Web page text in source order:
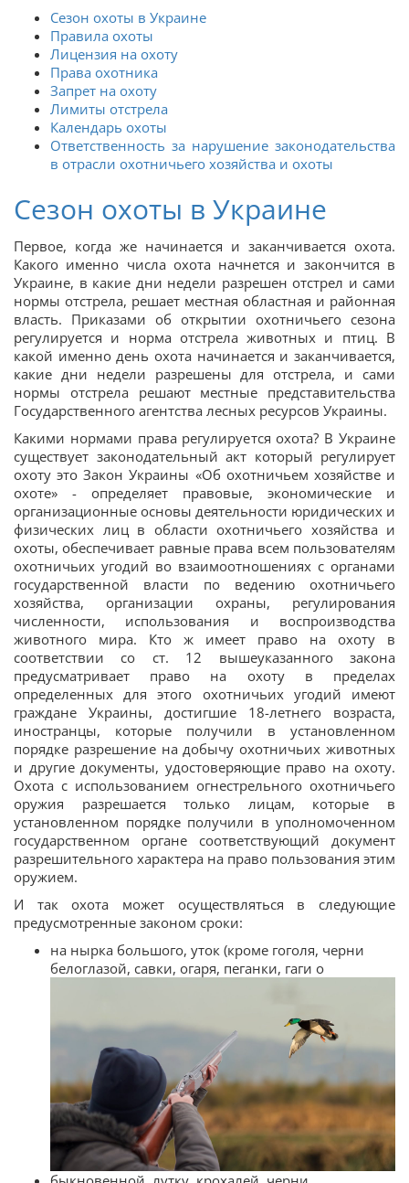
Сезон охоты в Украине
Правила охоты
Лицензия на охоту
Права охотника
Запрет на охоту
Лимиты отстрела
Календарь охоты
Ответственность за нарушение законодательства
в отрасли охотничьего хозяйства и охоты
Сезон охоты в Украине
Первое, когда же начинается и заканчивается охота.
Какого именно числа охота начнется и закончится в
Украине, в какие дни недели разрешен отстрел и сами
нормы отстрела, решает местная областная и районная
власть. Приказами об открытии охотничьего сезона
регулируется и норма отстрела животных и птиц. В
какой именно день охота начинается и заканчивается,
какие дни недели разрешены для отстрела, и сами
нормы отстрела решают местные представительства
Государственного агентства лесных ресурсов Украины.
Какими нормами права регулируется охота? В Украине
существует законодательный акт который регулирует
охоту это Закон Украины «Об охотничьем хозяйстве и
охоте» - определяет правовые, экономические и
организационные основы деятельности юридических и
физических лиц в области охотничьего хозяйства и
охоты, обеспечивает равные права всем пользователям
охотничьих угодий во взаимоотношениях с органами
государственной власти по ведению охотничьего
хозяйства, организации охраны, регулирования
численности, использования и воспроизводства
животного мира. Кто ж имеет право на охоту в
соответствии со ст. 12 вышеуказанного закона
предусматривает право на охоту в пределах
определенных для этого охотничьих угодий имеют
граждане Украины, достигшие 18-летнего возраста,
иностранцы, которые получили в установленном
порядке разрешение на добычу охотничьих животных
и другие документы, удостоверяющие право на охоту.
Охота с использованием огнестрельного охотничьего
оружия разрешается только лицам, которые в
установленном порядке получили в уполномоченном
государственном органе соответствующий документ
разрешительного характера на право пользования этим
оружием.
И так охота может осуществляться в следующие
предусмотренные законом сроки:
на нырка большого, уток (кроме гоголя, черни
белоглазой, савки, огаря, пеганки, гаги о